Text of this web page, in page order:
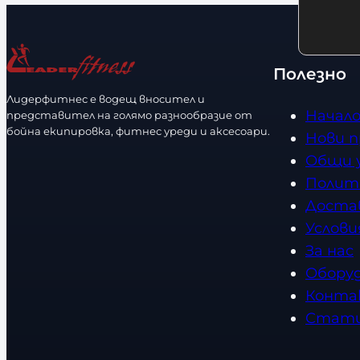
о
с
е
Лидерфитнес е водещ вносител и
представител на голямо разнообразие от
бойна екипировка, фитнес уреди и аксесоари.
Полезно
Начало
Нови
Общи
За нас